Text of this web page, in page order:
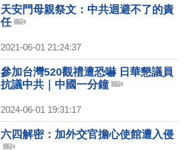
天安門母親祭文：中共迴避不了的責
任
2021-06-01 21:24:37
參加台灣520觀禮遭恐嚇 日華懇議員
抗議中共｜中國一分鐘
2024-06-01 19:31:17
六四解密：加外交官擔心使館遭入侵